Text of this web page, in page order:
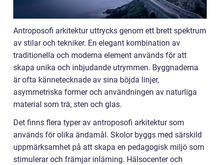
Antroposofi arkitektur uttrycks genom ett brett spektrum
av stilar och tekniker. En elegant kombination av
traditionella och moderna element används för att
skapa unika och inbjudande utrymmen. Byggnaderna
är ofta kännetecknade av sina böjda linjer,
asymmetriska former och användningen av naturliga
material som trä, sten och glas.
Det finns flera typer av antroposofi arkitektur som
används för olika ändamål. Skolor byggs med särskild
uppmärksamhet på att skapa en pedagogisk miljö som
stimulerar och främjar inlärning. Hälsocenter och